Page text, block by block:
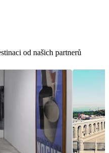
od našich partnerů